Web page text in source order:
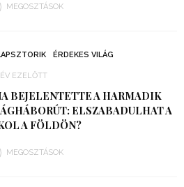
MEGOSZTÁSOK
ÉRDEKES VILÁG
EZELŐTT
BEJELENTETTE A HARMADIK
ELSZABADULHAT A
A FÖLDÖN?
MEGOSZTÁSOK